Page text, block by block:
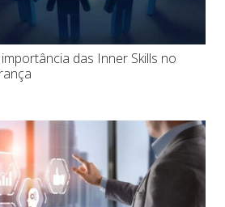
das Inner Skills no